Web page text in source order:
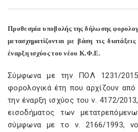
Προθεσμία υποβολής της δήλωσης
μετασχηματίζονται με βάση τις
έναρξη ισχύος του νέου Κ.Φ.Ε.
Σύμφωνα με την ΠΟΛ 1231/2015
φορολογικά έτη που αρχίζουν από
την έναρξη ισχύος του ν. 4172/
εισοδήματος των
σύμφωνα με το ν. 2166/1993,